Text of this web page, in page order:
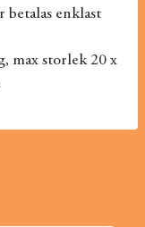
betalas enklast
max storlek 20 x